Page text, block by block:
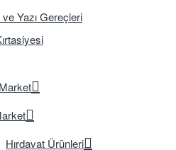
Yazı Gereçleri
Hırdavat Ürünleri